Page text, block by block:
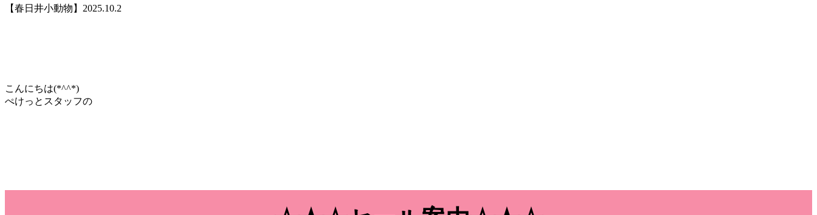
【春日井小動物】2025.10.2
こんにちは(*^^*)
ぺけっとスタッフの